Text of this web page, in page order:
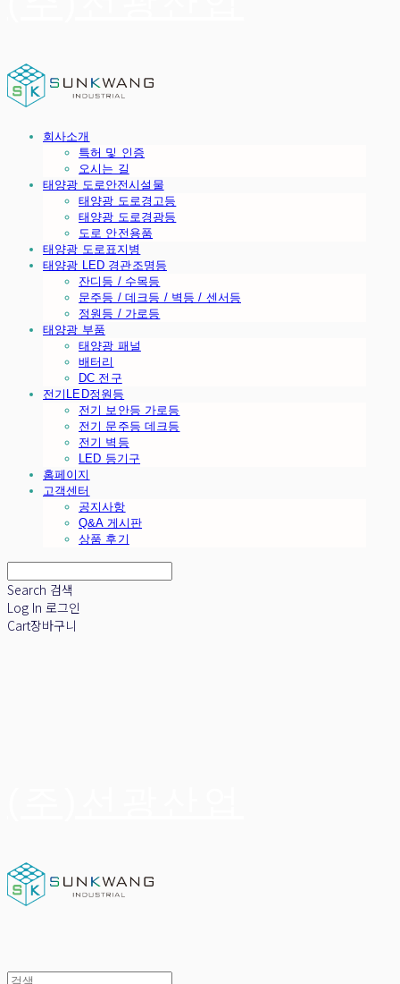
회사소개
특허 및 인증
오시는 길
태양광 도로안전시설물
태양광 도로경고등
태양광 도로경광등
도로 안전용품
태양광 도로표지병
태양광 LED 경관조명등
잔디등 / 수목등
문주등 / 데크등 / 벽등 / 센서등
정원등 / 가로등
태양광 부품
태양광 패널
배터리
DC 전구
전기LED정원등
전기 보안등 가로등
전기 문주등 데크등
전기 벽등
LED 등기구
홈페이지
고객센터
공지사항
Q&A 게시판
상품 후기
Search 검색
Log In 로그인
Cart장바구니